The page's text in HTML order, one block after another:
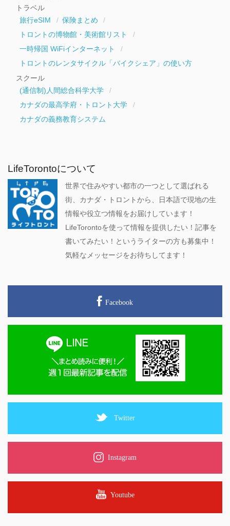
トラベル
旅行eSIM
保険まとめ
トロントの博物館・美術館リスト
一時帰国 WiFiインターネット
トロントのレンタサイクル「バイクシェア」の使い方
スクール
(通信制)人間総合科学大学
カナダの最高学府・トロント大学
カナダの義務教育システム
LifeTorontoについて
世界で住みやすい都市の一つとして選ばれる
街、カナダ・トロントから、日本語で現地の生
情報や役立つ情報をお届けしています！
LifeTorontoを使って情報を提供したい！記事を
書いてみたい！というライターの方も募集中！
気軽なメッセージをお待ちしてます！
Facebook
Twitter
Instagram
Youtube